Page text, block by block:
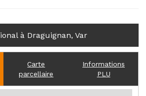
à Draguignan, Var
Carte
parcellaire
Informations
PLU